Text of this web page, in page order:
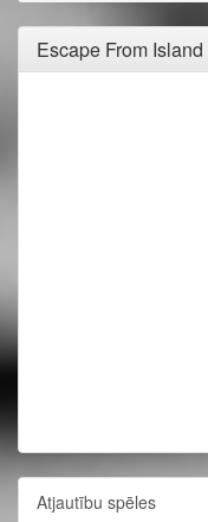
Escape From Island
Atjautību spēles